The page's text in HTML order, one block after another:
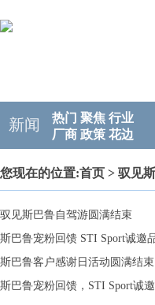
新闻 热门 聚焦 行业
厂商 政策 花边
您现在的位置:首页 > 驭见
驭见斯巴鲁自驾游圆满结束 ​
斯巴鲁宠粉回馈 STI Sport诚邀
斯巴鲁客户感谢日活动圆满结束
斯巴鲁宠粉回馈，STI Sport诚